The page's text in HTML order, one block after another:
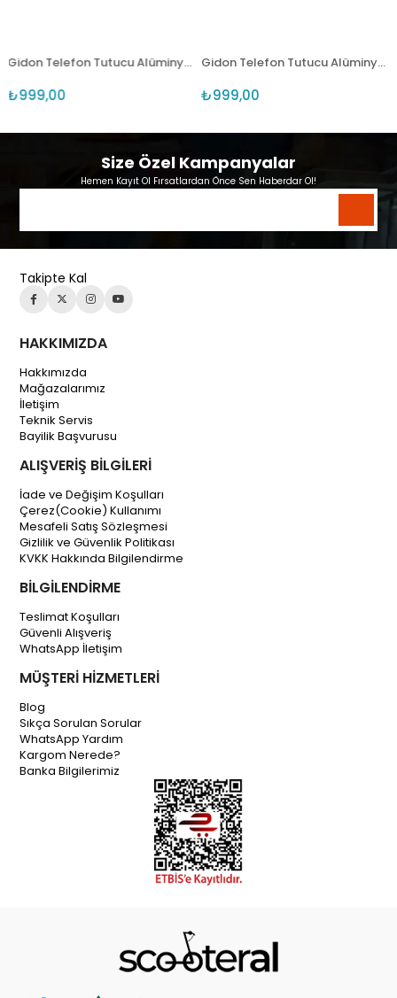
Gidon Telefon Tutucu Alüminyum Scooter ve Bisiklet Uyumlu (#8853) Gidon Telefon Tutucu Alüminyum Scooter ve Bisiklet Uyumlu
₺999,00
Size Özel Kampanyalar
Hemen Kayıt Ol Fırsatlardan Önce Sen Haberdar Ol!
Takipte Kal
HAKKIMIZDA
Hakkımızda
Mağazalarımız
İletişim
Teknik Servis
Bayilik Başvurusu
ALIŞVERİŞ BİLGİLERİ
İade ve Değişim Koşulları
Çerez(Cookie) Kullanımı
Mesafeli Satış Sözleşmesi
Gizlilik ve Güvenlik Politikası
KVKK Hakkında Bilgilendirme
BİLGİLENDİRME
Teslimat Koşulları
Güvenli Alışveriş
WhatsApp İletişim
MÜŞTERİ HİZMETLERİ
Blog
Sıkça Sorulan Sorular
WhatsApp Yardım
Kargom Nerede?
Banka Bilgilerimiz